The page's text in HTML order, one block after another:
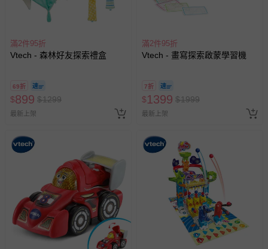
滿2件95折
Vtech - 森林好友探索禮盒
69折
$899 $1299
最新上架
滿2件95折
Vtech - 畫寫探索啟蒙學習機
7折
$1399 $1999
最新上架